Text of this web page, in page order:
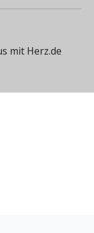
mit Herz.de